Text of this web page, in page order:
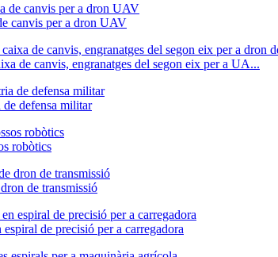
canvis per a dron UAV
de canvis, engranatges del segon eix per a UA...
de defensa militar
robòtics
de transmissió
de precisió per a carregadora